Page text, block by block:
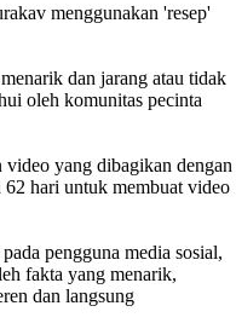
menggunakan 'resep'
dan jarang atau tidak
oleh komunitas pecinta
yang dibagikan dengan
hari untuk membuat video
pengguna media sosial,
fakta yang menarik,
dan langsung